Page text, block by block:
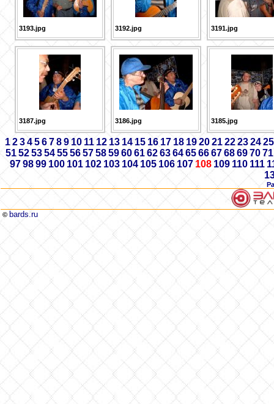
3193.jpg 3192.jpg 3191.jpg
3187.jpg 3186.jpg 3185.jpg
1 2 3 4 5 6 7 8 9 10 11 12 13 14 15 16 17 18 19 20 21 22 23 24 25
51 52 53 54 55 56 57 58 59 60 61 62 63 64 65 66 67 68 69 70 71
97 98 99 100 101 102 103 104 105 106 107 108 109 110 111
© bards.ru